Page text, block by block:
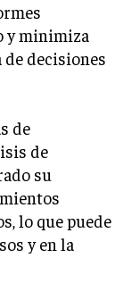
y minimiza
decisiones
de
de
su
lo que puede
y en la